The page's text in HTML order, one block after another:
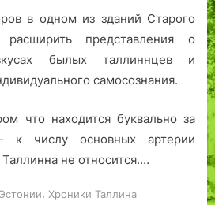
в одном из зданий Старого
расширить представления о
былых таллиннцев и
самосознания.
что находится буквально за
числу основных артерии
не относится.…
, Хроники Таллина